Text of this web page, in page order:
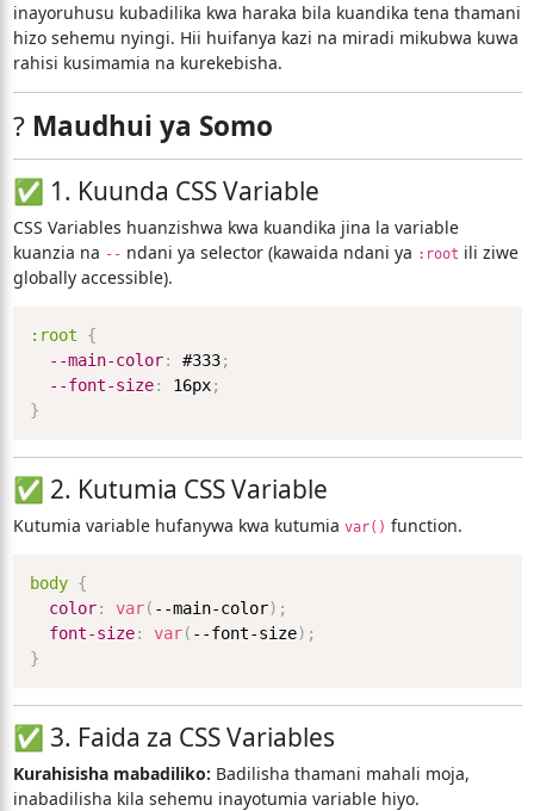
inayoruhusu kubadilika kwa haraka bila kuandika tena thamani
hizo sehemu nyingi. Hii huifanya kazi na miradi mikubwa kuwa
rahisi kusimamia na kurekebisha.
? Maudhui ya Somo
✅ 1. Kuunda CSS Variable
CSS Variables huanzishwa kwa kuandika jina la variable
kuanzia na -- ndani ya selector (kawaida ndani ya :root ili ziwe
globally accessible).
:root
{
--main-color: #333;
--font-size: 16px;
}
✅ 2. Kutumia CSS Variable
Kutumia variable hufanywa kwa kutumia var() function.
body {
color: var( --main-color) ;
font-size: var( --font-size) ;
}
✅ 3. Faida za CSS Variables
Kurahisisha mabadiliko: Badilisha thamani mahali moja,
inabadilisha kila sehemu inayotumia variable hiyo.